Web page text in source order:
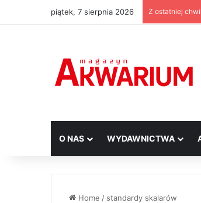
piątek, 7 sierpnia 2026 Z ostatniej
O NAS WYDAWNICTWA
Home / standardy skalarów